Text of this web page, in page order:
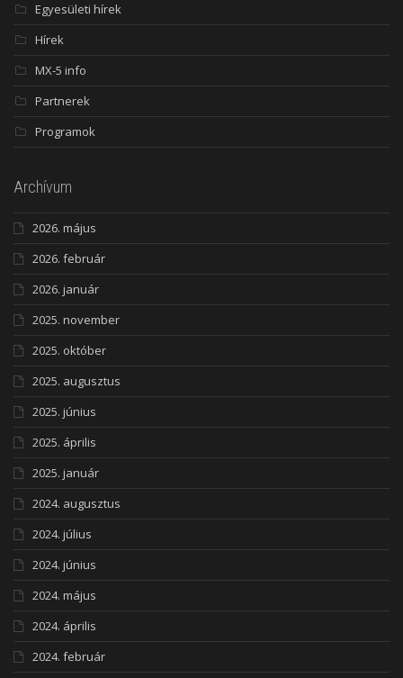
Egyesületi hírek
Hírek
MX-5 info
Partnerek
Programok
Archívum
2026. május
2026. február
2026. január
2025. november
2025. október
2025. augusztus
2025. június
2025. április
2025. január
2024. augusztus
2024. július
2024. június
2024. május
2024. április
2024. február